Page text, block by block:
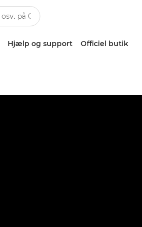
Hjælp og support Officiel butik